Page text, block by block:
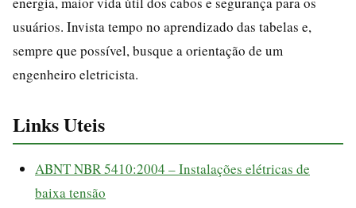
usuários. Invista tempo no aprendizado das tabelas e,
sempre que possível, busque a orientação de um
engenheiro eletricista.
Links Uteis
ABNT NBR 5410:2004 – Instalações elétricas de
baixa tensão